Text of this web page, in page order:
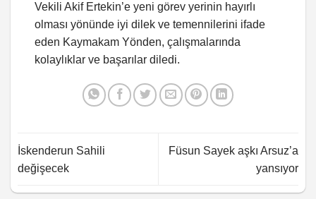
Vekili Akif Ertekin’e yeni görev yerinin hayırlı
olması yönünde iyi dilek ve temennilerini ifade
eden Kaymakam Yönden, çalışmalarında
kolaylıklar ve başarılar diledi.
İskenderun Sahili
değişecek
Füsun Sayek aşkı Arsuz’a
yansıyor